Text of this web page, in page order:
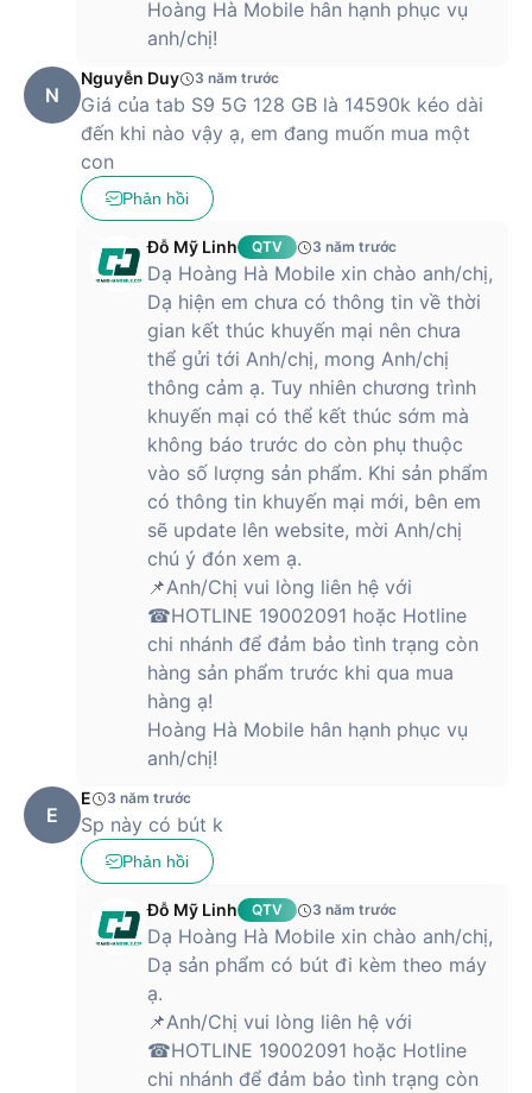
Hoàng Hà Mobile hân hạnh phục vụ
anh/chị!
N
Nguyễn Duy 3 năm trước
Giá của tab S9 5G 128 GB là 14590k kéo dài
đến khi nào vậy ạ, em đang muốn mua một
con
Phản hồi
Đỗ Mỹ Linh QTV 3 năm trước
Dạ Hoàng Hà Mobile xin chào anh/chị,
Dạ hiện em chưa có thông tin về thời
gian kết thúc khuyến mại nên chưa
thể gửi tới Anh/chị, mong Anh/chị
thông cảm ạ. Tuy nhiên chương trình
khuyến mại có thể kết thúc sớm mà
không báo trước do còn phụ thuộc
vào số lượng sản phẩm. Khi sản phẩm
có thông tin khuyến mại mới, bên em
sẽ update lên website, mời Anh/chị
chú ý đón xem ạ.
📌Anh/Chị vui lòng liên hệ với
☎HOTLINE 19002091 hoặc Hotline
chi nhánh để đảm bảo tình trạng còn
hàng sản phẩm trước khi qua mua
hàng ạ!
Hoàng Hà Mobile hân hạnh phục vụ
anh/chị!
E
E 3 năm trước
Sp này có bút k
Phản hồi
Đỗ Mỹ Linh QTV 3 năm trước
Dạ Hoàng Hà Mobile xin chào anh/chị,
Dạ sản phẩm có bút đi kèm theo máy
ạ.
📌Anh/Chị vui lòng liên hệ với
☎HOTLINE 19002091 hoặc Hotline
chi nhánh để đảm bảo tình trạng còn